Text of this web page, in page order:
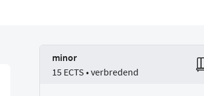
minor
15 ECTS • verbredend